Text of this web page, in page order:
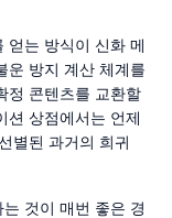
얻는 방식이 신화 메
운 방지 계산 체계를
정 콘텐츠를 교환할
션 상점에서는 언제
별된 과거의 희귀
것이 매번 좋은 경